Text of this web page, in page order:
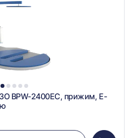
1 2 3 4 5
BPW-2400EC, прижим, Е-